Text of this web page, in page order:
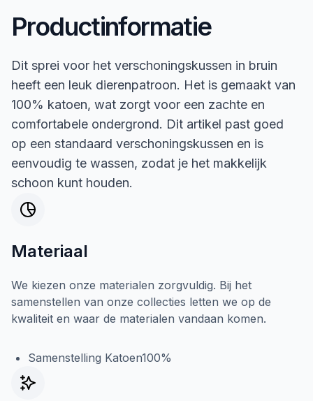
Productinformatie
Dit sprei voor het verschoningskussen in bruin
heeft een leuk dierenpatroon. Het is gemaakt van
100% katoen, wat zorgt voor een zachte en
comfortabele ondergrond. Dit artikel past goed
op een standaard verschoningskussen en is
eenvoudig te wassen, zodat je het makkelijk
schoon kunt houden.
Materiaal
We kiezen onze materialen zorgvuldig. Bij het
samenstellen van onze collecties letten we op de
kwaliteit en waar de materialen vandaan komen.
Samenstelling Katoen100%